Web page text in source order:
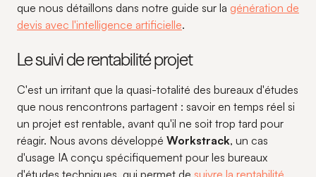
que nous détaillons dans notre guide sur la génération de
devis avec l'intelligence artificielle.
Le suivi de rentabilité projet
C'est un irritant que la quasi-totalité des bureaux d'études
que nous rencontrons partagent : savoir en temps réel si
un projet est rentable, avant qu'il ne soit trop tard pour
réagir. Nous avons développé Workstrack, un cas
d'usage IA conçu spécifiquement pour les bureaux